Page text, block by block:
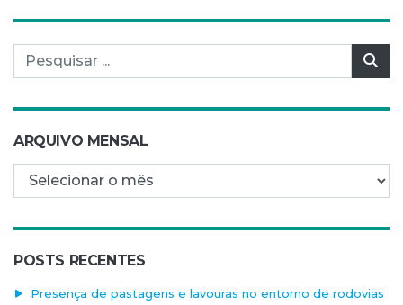
Pesquisar por:
ARQUIVO MENSAL
Arquivo mensal
POSTS RECENTES
Presença de pastagens e lavouras no entorno de rodovias